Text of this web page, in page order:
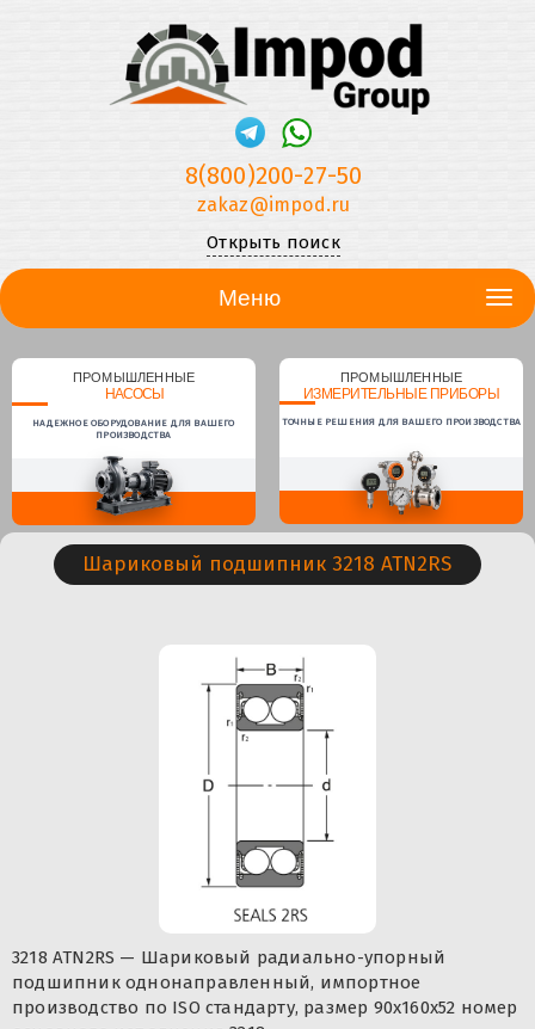
8(800)200-27-50
zakaz@impod.ru
Открыть поиск
Меню
ПРОМЫШЛЕННЫЕ
НАСОСЫ
НАДЕЖНОЕ ОБОРУДОВАНИЕ ДЛЯ ВАШЕГО
ПРОИЗВОДСТВА
ПРОМЫШЛЕННЫЕ
ИЗМЕРИТЕЛЬНЫЕ ПРИБОРЫ
ТОЧНЫЕ РЕШЕНИЯ ДЛЯ ВАШЕГО ПРОИЗВОДСТВА
Шариковый подшипник 3218 ATN2RS
3218 ATN2RS — Шариковый радиально-упорный
подшипник однонаправленный, импортное
производство по ISO стандарту, размер 90x160x52 номер